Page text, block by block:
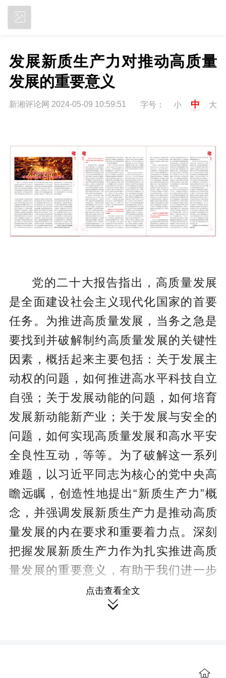
发展新质生产力对推动高质量
发展的重要意义
新湘评论网 2024-05-09 10:59:51 字号： 小 中 大
党的二十大报告指出，高质量发展
是全面建设社会主义现代化国家的首要
任务。为推进高质量发展，当务之急是
要找到并破解制约高质量发展的关键性
因素，概括起来主要包括：关于发展主
动权的问题，如何推进高水平科技自立
自强；关于发展动能的问题，如何培育
发展新动能新产业；关于发展与安全的
问题，如何实现高质量发展和高水平安
全良性互动，等等。为了破解这一系列
难题，以习近平同志为核心的党中央高
瞻远瞩，创造性地提出“新质生产力”概
念，并强调发展新质生产力是推动高质
量发展的内在要求和重要着力点。深刻
把握发展新质生产力作为扎实推进高质
量发展的重要意义，有助于我们进一步
深刻领会习近平总书记提出新质生产力
的时代背景和现实需要。
点击查看全文
